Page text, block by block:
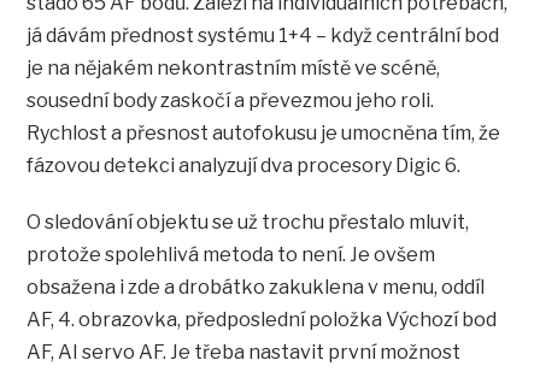
já dávám přednost systému 1+4 – když centrální bod
je na nějakém nekontrastním místě ve scéně,
sousední body zaskočí a převezmou jeho roli.
Rychlost a přesnost autofokusu je umocněna tím, že
fázovou detekci analyzují dva procesory Digic 6.
O sledování objektu se už trochu přestalo mluvit,
protože spolehlivá metoda to není. Je ovšem
obsažena i zde a drobátko zakuklena v menu, oddíl
AF, 4. obrazovka, předposlední položka Výchozí bod
AF, AI servo AF. Je třeba nastavit první možnost